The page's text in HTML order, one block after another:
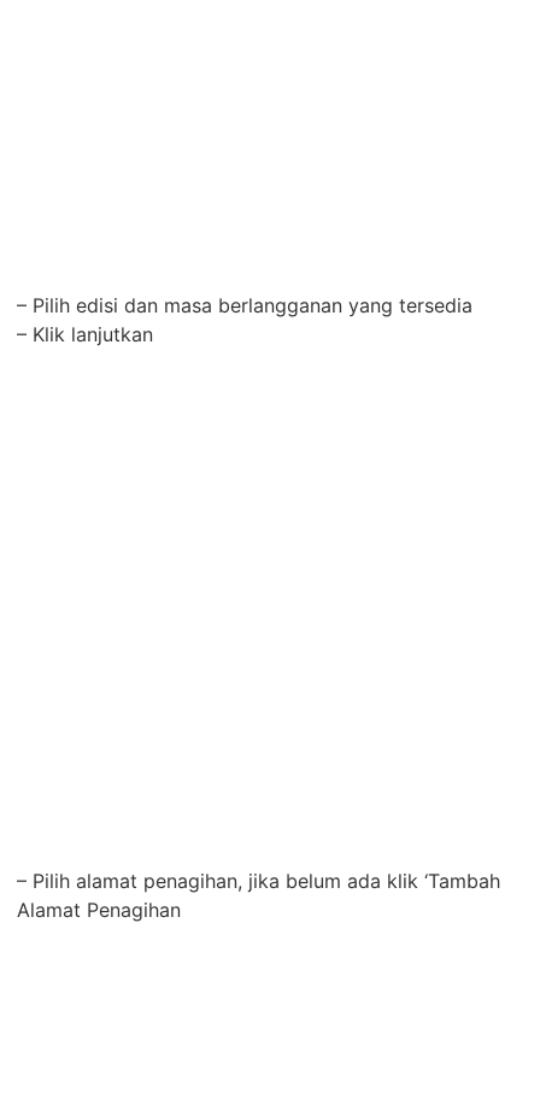
– Pilih edisi dan masa berlangganan yang tersedia
– Klik lanjutkan
– Pilih alamat penagihan, jika belum ada klik ‘Tambah
Alamat Penagihan